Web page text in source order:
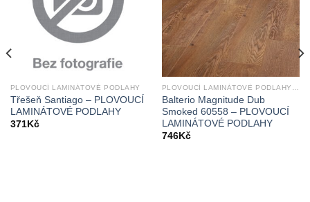
PLOVOUCÍ LAMINÁTOVÉ PODLAHY
Třešeň Santiago – PLOVOUCÍ
LAMINÁTOVÉ PODLAHY
371Kč
PLOVOUCÍ LAMINÁTOVÉ PODLAHY | BALTERIO | MAGNITUDE
Balterio Magnitude Dub
Smoked 60558 – PLOVOUCÍ
LAMINÁTOVÉ PODLAHY
746Kč